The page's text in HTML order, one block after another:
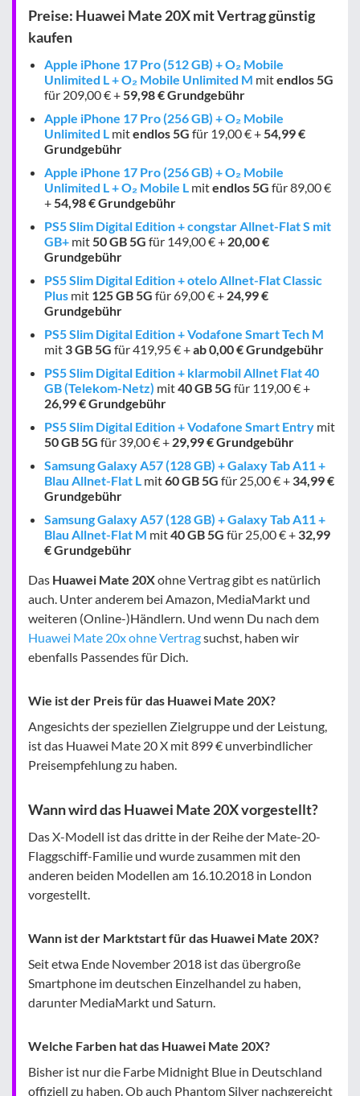
Preise: Huawei Mate 20X mit Vertrag günstig
kaufen
Apple iPhone 17 Pro (512 GB) + O₂ Mobile
Unlimited L + O₂ Mobile Unlimited M mitendlos 5G
für 209,00 € + 59,98 € Grundgebühr
Apple iPhone 17 Pro (256 GB) + O₂ Mobile
Unlimited L mitendlos 5G für 19,00 € + 54,99 €
Grundgebühr
Apple iPhone 17 Pro (256 GB) + O₂ Mobile
Unlimited L + O₂ Mobile L mitendlos 5G für 89,00 €
+ 54,98 € Grundgebühr
PS5 Slim Digital Edition + congstar Allnet-Flat S mit
GB+ mit 50 GB 5G für 149,00 € + 20,00 €
Grundgebühr
PS5 Slim Digital Edition + otelo Allnet-Flat Classic
Plus mit 125 GB 5G für 69,00 € + 24,99 €
Grundgebühr
PS5 Slim Digital Edition + Vodafone Smart Tech M
mit 3 GB 5G für 419,95 € +ab 0,00 € Grundgebühr
PS5 Slim Digital Edition + klarmobil Allnet Flat 40
GB (Telekom-Netz) mit40 GB 5G für 119,00 € +
26,99 € Grundgebühr
PS5 Slim Digital Edition + Vodafone Smart Entry mit
50 GB 5G für 39,00 € + 29,99 € Grundgebühr
Samsung Galaxy A57 (128 GB) + Galaxy Tab A11 +
Blau Allnet-Flat L mit60 GB 5G für 25,00 € + 34,99 €
Grundgebühr
Samsung Galaxy A57 (128 GB) + Galaxy Tab A11 +
Blau Allnet-Flat M mit40 GB 5G für 25,00 € + 32,99
€ Grundgebühr
Das Huawei Mate 20Xohne Vertrag gibt es natürlich
auch. Unter anderem bei Amazon, MediaMarkt und
weiteren (Online-)Händlern. Und wenn Du nach dem
Huawei Mate 20x ohne Vertragsuchst, haben wir
ebenfalls Passendes für Dich.
Wie ist der Preis für das Huawei Mate 20X?
Angesichts der speziellen Zielgruppe und der Leistung,
ist das Huawei Mate 20 X mit 899 € unverbindlicher
Preisempfehlung zu haben.
Wann wird das Huawei Mate 20X vorgestellt?
Das X-Modell ist das dritte in der Reihe der Mate-20-
Flaggschiff-Familie und wurde zusammen mit den
anderen beiden Modellen am 16.10.2018 in London
vorgestellt.
Wann ist der Marktstart für das Huawei Mate 20X?
Seit etwa Ende November 2018 ist das übergroße
Smartphone im deutschen Einzelhandel zu haben,
darunter MediaMarkt und Saturn.
Welche Farben hat das Huawei Mate 20X?
Bisher ist nur die Farbe Midnight Blue in Deutschland
offiziell zu haben. Ob auch Phantom Silver nachgereicht